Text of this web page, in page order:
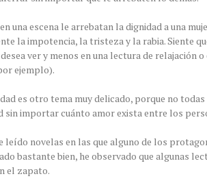
una escena le arrebatan la dignidad a una
la impotencia, la tristeza y la rabia. Siente
ver y menos en una lectura de relajación
ejemplo).
es otro tema muy delicado, porque no
sin importar cuánto amor exista entre los
leído novelas en las que alguno de los
bastante bien, he observado que algunas
el zapato.